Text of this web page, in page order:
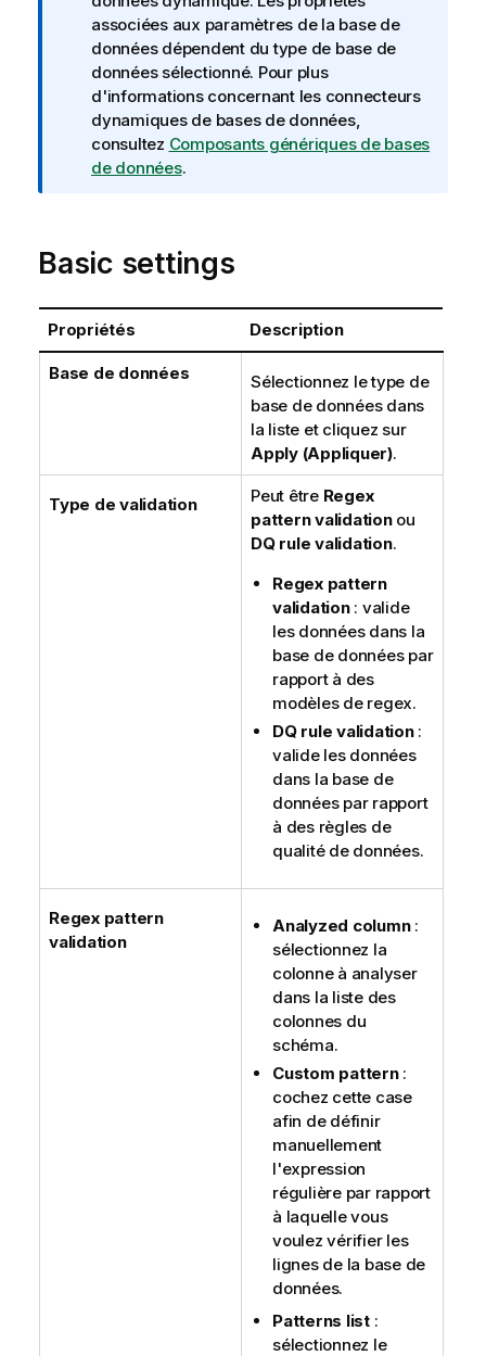
e
I
n
f
o
r
m
o
s
associées aux paramètres de la base de
données dépendent du type de base de
données sélectionné. Pour plus
d'informations concernant les connecteurs
dynamiques de bases de données,
consultez Composants génériques de bases
de données.
Basic settings
Propriétés Description
Base de données
Sélectionnez le type de
base de données dans
la liste et cliquez sur
Apply (Appliquer).
Type de validation Peut être Regex
pattern validationou
DQ rule validation.
Regex pattern
validation: valide
les données dans la
base de données par
rapport à des
modèles de regex.
DQ rule validation:
valide les données
dans la base de
données par rapport
à des règles de
qualité de données.
Regex pattern
validation
Analyzed column:
sélectionnez la
colonne à analyser
dans la liste des
colonnes du
schéma.
Custom pattern:
cochez cette case
afin de définir
manuellement
l'expression
régulière par rapport
à laquelle vous
voulez vérifier les
lignes de la base de
données.
Patterns list:
sélectionnez le